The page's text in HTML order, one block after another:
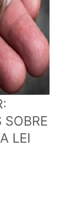
SOBRE
LEI